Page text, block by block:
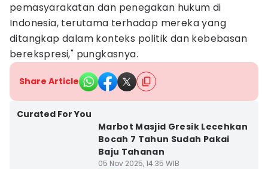
pemasyarakatan dan penegakan hukum di
Indonesia, terutama terhadap mereka yang
ditangkap dalam konteks politik dan kebebasan
berekspresi," pungkasnya.
Share Article
Curated For You
Marbot Masjid Gresik Lecehkan
Bocah 7 Tahun Sudah Pakai
Baju Tahanan
05 Nov 2025, 14:35 WIB